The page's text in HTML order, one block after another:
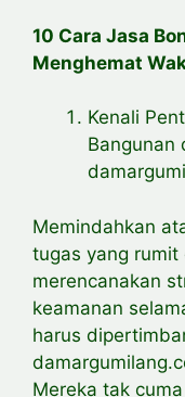
10 Cara Jasa
Menghemat
Kenali
Bangunan
Memindahkan
tugas yang rumit
merencanakan
keamanan
harus
Mereka tak